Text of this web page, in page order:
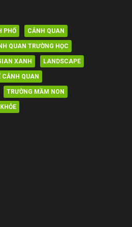
PHỐ CẢNH QUAN
QUAN TRƯỜNG HỌC
XANH LANDSCAPE
CẢNH QUAN
TRƯỜNG MẦM NON